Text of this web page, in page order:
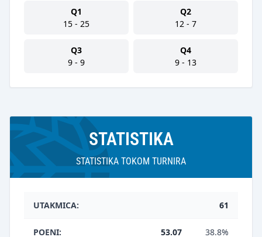
Q1
15 - 25
Q2
12 - 7
Q3
9 - 9
Q4
9 - 13
STATISTIKA
STATISTIKA TOKOM TURNIRA
UTAKMICA: 61
POENI: 53.07 38.8%